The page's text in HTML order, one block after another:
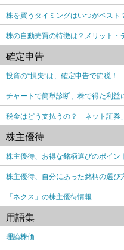
株を買うタイミングはいつがベス
株の自動売買の特徴は？メリット・
確定申告
投資の“損失”は、確定申告で節税！
チャートで簡単診断、株で得た利益
税金はどう支払うの？「ネット証券
株主優待
株主優待、お得な銘柄選びのポイン
株主優待、自分にあった銘柄の選び
「ネクス」の株主優待情報
用語集
理論株価